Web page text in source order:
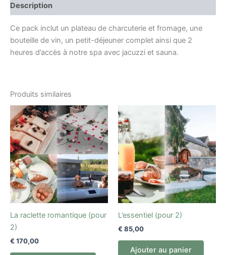
Description
Ce pack inclut un plateau de charcuterie et fromage, une
bouteille de vin, un petit-déjeuner complet ainsi que 2
heures d’accès à notre spa avec jacuzzi et sauna.
Produits similaires
La raclette romantique (pour
2)
€ 170,00
L’essentiel (pour 2)
€ 85,00
Ajouter au panier